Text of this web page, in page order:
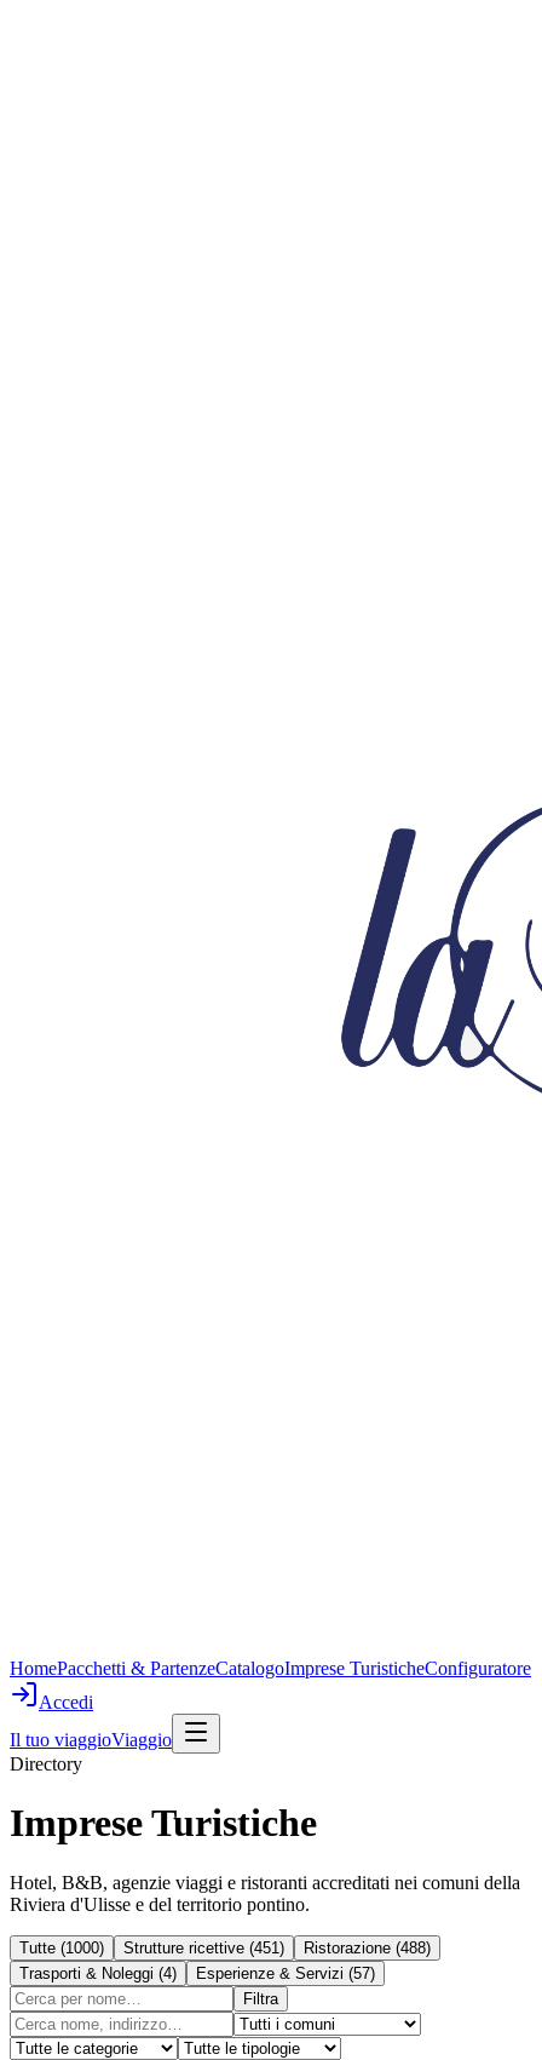
HomePacchetti & PartenzeCatalogoImprese TuristicheConfiguratore
Accedi
Il tuo viaggioViaggio
Directory
Imprese Turistiche
Hotel, B&B, agenzie viaggi e ristoranti accreditati nei comuni della
Riviera d'Ulisse e del territorio pontino.
Tutte (1000) Strutture ricettive (451 ) Ristorazione (488)
Trasporti & Noleggi (4) Esperienze & Servizi (57)
Filtra